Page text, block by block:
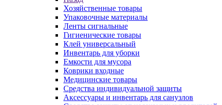
Хозяйственные товары
Упаковочные материалы
Ленты сигнальные
Гигиенические товары
Клей универсальный
Инвентарь для уборки
Емкости для мусора
Коврики входные
Медицинские товары
Средства индивидуальной защиты
Аксессуары и инвентарь для санузлов